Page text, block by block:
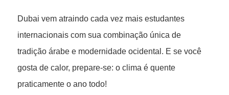
Dubai vem atraindo cada vez mais estudantes
internacionais com sua combinação única de
tradição árabe e modernidade ocidental. E se você
gosta de calor, prepare-se: o clima é quente
praticamente o ano todo!